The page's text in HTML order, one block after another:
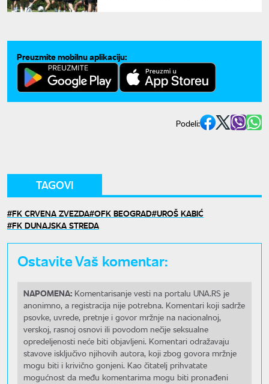
Preuzmite mobilnu aplikaciju:
Podeli:
TAGOVI
FK CRVENA ZVEZDA OFK BEOGRAD UROŠ KABIĆ
FK DUNAJSKA STREDA
Ostavite Vaš komentar:
NAPOMENA: Komentarisanje vesti na portalu UNA.RS je
anonimno, a registracija nije potrebna. Komentari koji sadrže
psovke, uvrede, pretnje i govor mržnje na nacionalnoj,
verskoj, rasnoj osnovi ili povodom nečije seksualne
opredeljenosti neće biti objavljeni. Komentari odražavaju
stavove isključivo njihovih autora, koji zbog govora mržnje
mogu biti i krivično gonjeni. Kao čitatelj prihvatate
mogućnost da među komentarima mogu biti pronađeni